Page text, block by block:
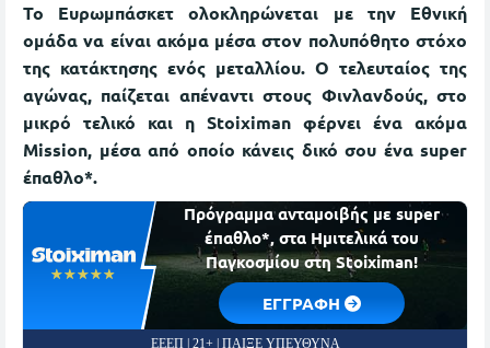
Το Ευρωμπάσκετ ολοκληρώνεται με την Εθνική
ομάδα να είναι ακόμα μέσα στον πολυπόθητο στόχο
της κατάκτησης ενός μεταλλίου. Ο τελευταίος της
αγώνας, παίζεται απέναντι στους Φινλανδούς, στο
μικρό τελικό και η Stoiximan φέρνει ένα ακόμα
Mission, μέσα από οποίο κάνεις δικό σου ένα super
έπαθλο*.
☆☆☆☆☆
★★★★★
Πρόγραμμα ανταμοιβής με super
έπαθλο*, στα Ημιτελικά του
Παγκοσμίου στη Stoiximan!
EΓΓΡΑΦΗ
ΕΕΕΠ | 21+ | ΠΑΙΞΕ ΥΠΕΥΘΥΝΑ